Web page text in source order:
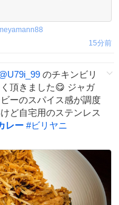
15分前
のチキンビリ
頂きました😋 ジャガ
ーのスパイス感が調度
ど自宅用のステンレス
レー #ビリヤニ